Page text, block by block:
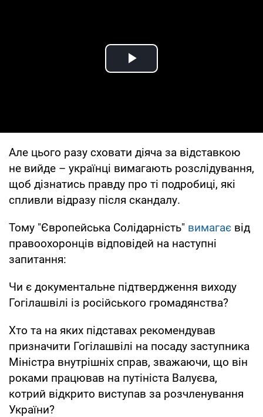
Play Video
Але цього разу сховати діяча за відставкою
не вийде – українці вимагають розслідування,
щоб дізнатись правду про ті подробиці, які
спливли відразу після скандалу.
Тому "Європейська Солідарність" вимагає від
правоохоронців відповідей на наступні
запитання:
Чи є документальне підтвердження виходу
Гогілашвілі із російського громадянства?
Хто та на яких підставах рекомендував
призначити Гогілашвілі на посаду заступника
Міністра внутрішніх справ, зважаючи, що він
роками працював на путініста Валуєва,
котрий відкрито виступав за розчленування
України?